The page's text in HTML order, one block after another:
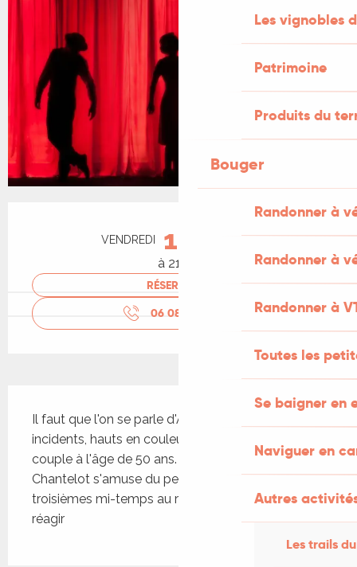
Les vignobles
Patrimoine
Produits du
Bouger
Randonner à
Randonner à
Randonner à
Toutes les
Se baigner en
Naviguer en
Autres
Les trails
Ouverture et coordonnées
VENDREDI 14
à 21:00
RÉSERVER
06 08 93 69
Il faut que l'on se parle d'Annie Meublat narre les
incidents, hauts en couleur, que rencontre un
couple à l'âge de 50 ans. Une de perdue, d'André
Chantelot s'amuse du penchant du mari pour les
troisièmes mi-temps au risque de voir les femmes
réagir